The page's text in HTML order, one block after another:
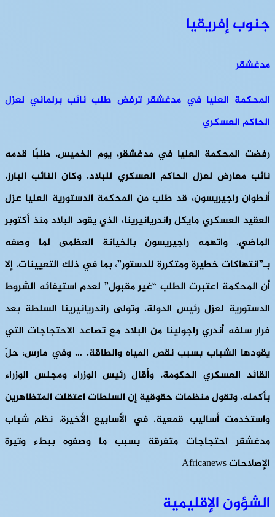
جنوب إفريقيا
مدغشقر
المحكمة العليا في مدغشقر ترفض طلب نائب برلماني لعزل
الحاكم العسكري
رفضت المحكمة العليا في مدغشقر، يوم الخميس، طلبًا قدمه
نائب معارض لعزل الحاكم العسكري للبلاد. وكان النائب البارز،
أنطوان راجيريسون، قد طلب من المحكمة الدستورية العليا عزل
العقيد العسكري مايكل راندريانيرينا، الذي يقود البلاد منذ أكتوبر
الماضي. واتهمه راجيريسون بالخيانة العظمى لما وصفه
بـ”انتهاكات خطيرة ومتكررة للدستور”، بما في ذلك التعيينات. إلا
أن المحكمة اعتبرت الطلب “غير مقبول” لعدم استيفائه الشروط
الدستورية لعزل رئيس الدولة. وتولى راندريانيرينا السلطة بعد
فرار سلفه أندري راجولينا من البلاد مع تصاعد الاحتجاجات التي
يقودها الشباب بسبب نقص المياه والطاقة. … وفي مارس، حلّ
القائد العسكري الحكومة، وأقال رئيس الوزراء ومجلس الوزراء
بأكمله. وتقول منظمات حقوقية إن السلطات اعتقلت المتظاهرين
واستخدمت أساليب قمعية. في الأسابيع الأخيرة، نظم شباب
مدغشقر احتجاجات متفرقة بسبب ما وصفوه ببطء وتيرة
الإصلاحات Africanews
الشؤون الإقليمية